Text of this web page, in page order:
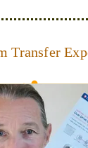
Transfer
films in a "grab and
Super 8 films onto a